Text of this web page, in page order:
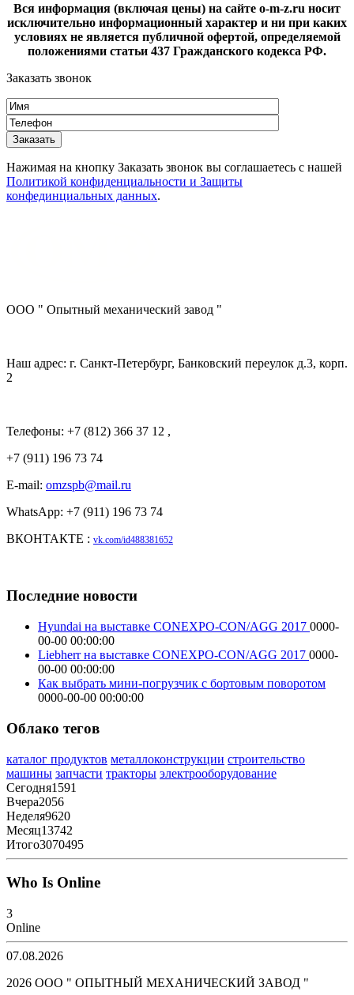
Вся информация (включая цены) на сайте o-m-z.ru носит
исключительно информационный характер и ни при каких
условиях не является публичной офертой, определяемой
положениями статьи 437 Гражданского кодекса РФ.
Заказать звонок
Нажимая на кнопку Заказать звонок вы соглашаетесь с нашей
Политикой конфиденциальности и Защиты
конфединциальных данных.
ООО " Опытный механический завод "
Наш адрес: г. Санкт-Петербург, Банковский переулок д.3, корп.
2
Телефоны: +7 (812) 366 37 12 ,
+7 (911) 196 73 74
E-mail: omzspb@mail.ru
WhatsApp: +7 (911) 196 73 74
ВКОНТАКТЕ : vk.com/id488381652
Последние новости
Hyundai на выставке CONEXPO-CON/AGG 2017 0000-
00-00 00:00:00
Liebherr на выставке CONEXPO-CON/AGG 2017 0000-
00-00 00:00:00
Как выбрать мини-погрузчик с бортовым поворотом
0000-00-00 00:00:00
Облако тегов
каталог продуктов металлоконструкции строительство
машины запчасти тракторы электрооборудование
Сегодня1591
Вчера2056
Неделя9620
Месяц13742
Итого3070495
Who Is Online
3
Online
07.08.2026
2026 ООО " ОПЫТНЫЙ МЕХАНИЧЕСКИЙ ЗАВОД "